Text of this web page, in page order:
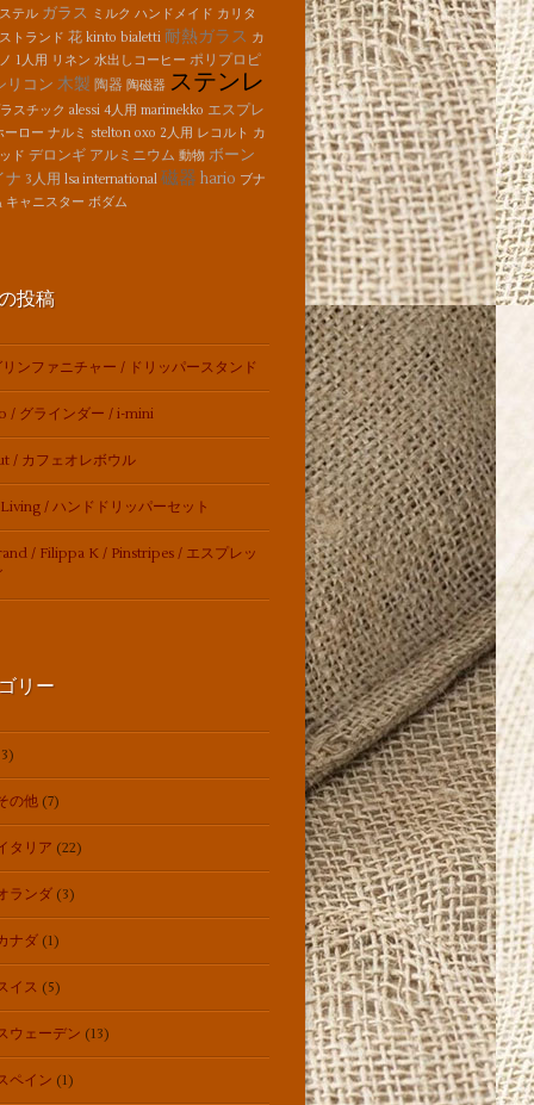
テル ガラス ミルク ハンドメイド カリタ
トランド 花 kinto bialetti 耐熱ガラス カ
1人用 リネン 水出しコーヒー ポリプロピ
リコン 木製 陶器 陶磁器 ステンレ
スチック alessi 4人用 marimekko エスプレ
ーロー ナルミ stelton oxo 2人用 レコルト カ
ド デロンギ アルミニウム 動物 ボーン
ナ 3人用 lsa international 磁器 hario ブナ
キャニスター ボダム
投稿
ンファニチャー / ドリッパースタンド
/ グラインダー / i-mini
/ カフェオレボウル
/ ハンドドリッパーセット
/ Filippa K / Pinstripes / エスプレッ
リー
の他 (7)
タリア (22)
ランダ (3)
ナダ (1)
イス (5)
ウェーデン (13)
ペイン (1)